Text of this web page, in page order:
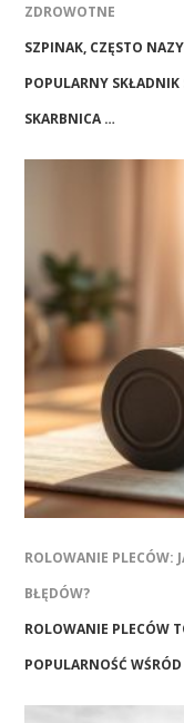
ZDROWOTNE
SZPINAK, CZĘSTO
POPULARNY SKŁADNIK
SKARBNICA …
ROLOWANIE PLECÓW:
BŁĘDÓW?
ROLOWANIE PLECÓW
POPULARNOŚĆ